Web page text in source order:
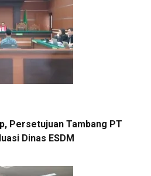
Persetujuan Tambang PT
Dinas ESDM